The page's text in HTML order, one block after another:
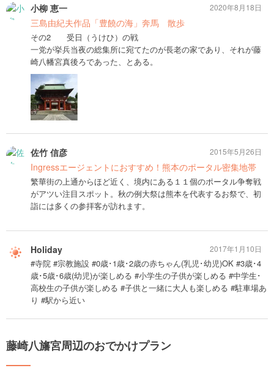
小柳 恵一
三島由紀夫作品「豊饒の海」奔馬 散歩
その2 受日（うけひ）の戦
一党が挙兵当夜の総集所に宛てたのが長老の家であり、それが藤
崎八幡宮真後ろであった、とある。
2020年8月18日
佐竹 信彦
Ingressエージェントにおすすめ！熊本のポータル密集地帯
繁華街の上通からほど近く、境内にある１１個のポータル争奪戦
がアツい注目スポット。秋の例大祭は熊本を代表するお祭で、初
詣には多くの参拝客が訪れます。
2015年5月26日
Holiday
#寺院 #宗教施設 #0歳･1歳･2歳の赤ちゃん(乳児･幼児)OK #3歳･4
歳･5歳･6歳(幼児)が楽しめる #小学生の子供が楽しめる #中学生･
高校生の子供が楽しめる #子供と一緒に大人も楽しめる #駐車場あ
り #駅から近い
2017年1月10日
藤崎八旛宮周辺のおでかけプラン